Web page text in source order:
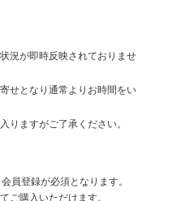
況が即時反映されておりませ
せとなり通常よりお時間をい
りますがご了承ください。
員登録が必須となります。
ご購⼊いただけます。